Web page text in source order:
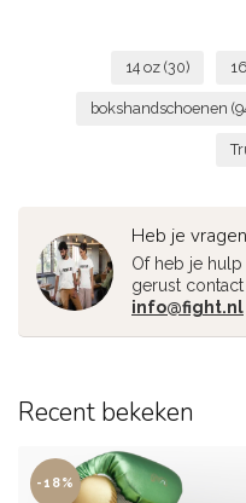
14 oz (30)
bokshandschoenen
Heb je
Of heb je
gerust
info@fight.nl
Recent bekeken
-18%